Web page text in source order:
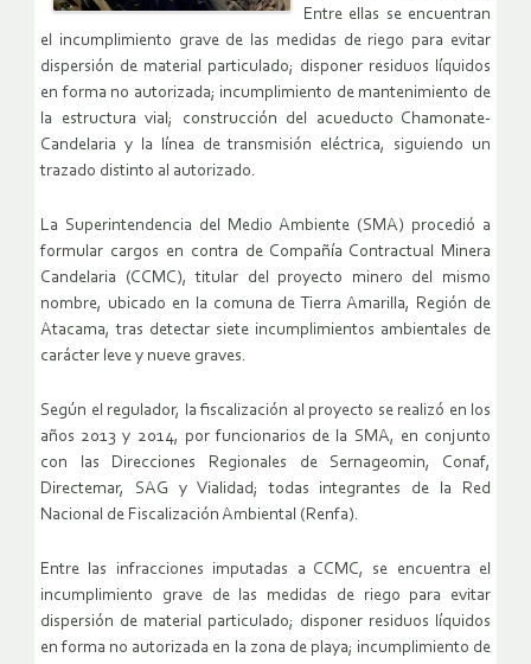
Entre ellas se encuentran
el incumplimiento grave de las medidas de riego para evitar
dispersión de material particulado; disponer residuos líquidos
en forma no autorizada; incumplimiento de mantenimiento de
la estructura vial; construcción del acueducto Chamonate-
Candelaria y la línea de transmisión eléctrica, siguiendo un
trazado distinto al autorizado.
La Superintendencia del Medio Ambiente (SMA) procedió a
formular cargos en contra de Compañía Contractual Minera
Candelaria (CCMC), titular del proyecto minero del mismo
nombre, ubicado en la comuna de Tierra Amarilla, Región de
Atacama, tras detectar siete incumplimientos ambientales de
carácter leve y nueve graves.
Según el regulador, la fiscalización al proyecto se realizó en los
años 2013 y 2014, por funcionarios de la SMA, en conjunto
con las Direcciones Regionales de Sernageomin, Conaf,
Directemar, SAG y Vialidad; todas integrantes de la Red
Nacional de Fiscalización Ambiental (Renfa).
Entre las infracciones imputadas a CCMC, se encuentra el
incumplimiento grave de las medidas de riego para evitar
dispersión de material particulado; disponer residuos líquidos
en forma no autorizada en la zona de playa; incumplimiento de